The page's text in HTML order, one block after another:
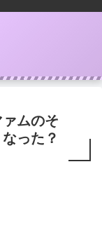
ァムのそ
った？